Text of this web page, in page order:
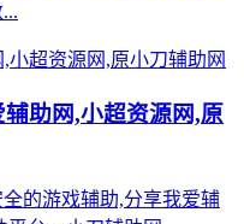
助网,小超资源网,原
的游戏辅助,分享我爱辅